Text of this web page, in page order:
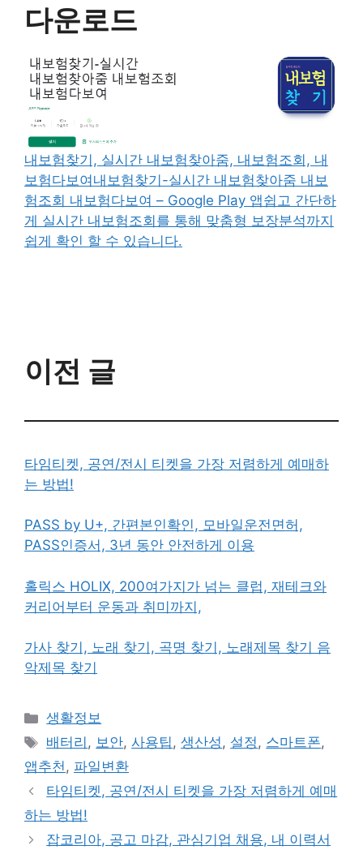
다운로드
내보험찾기, 실시간 내보험찾아줌, 내보험조회, 내
보험다보여내보험찾기-실시간 내보험찾아줌 내보
험조회 내보험다보여 – Google Play 앱쉽고 간단하
게 실시간 내보험조회를 통해 맞춤형 보장분석까지
쉽게 확인 할 수 있습니다.
이전 글
타임티켓, 공연/전시 티켓을 가장 저렴하게 예매하
는 방법!
PASS by U+, 간편본인확인, 모바일운전면허,
PASS인증서, 3년 동안 안전하게 이용
홀릭스 HOLIX, 200여가지가 넘는 클럽, 재테크와
커리어부터 운동과 취미까지,
가사 찾기, 노래 찾기, 곡명 찾기, 노래제목 찾기 음
악제목 찾기
카
테
리
생활정보
태
그
배터리 , 보안,사용팁,생산성, 설정, 스마트폰,
앱추천, 파일변환
타임티켓, 공연/전시 티켓을 가장 저렴하게 예매
하는 방법!
잡코리아, 공고 마감, 관심기업 채용, 내 이력서